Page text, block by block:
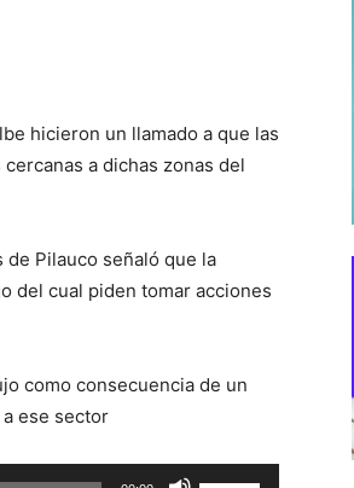
hicieron un llamado a que las
a dichas zonas del
Pilauco señaló que la
del cual piden tomar acciones
como consecuencia de un
ese sector